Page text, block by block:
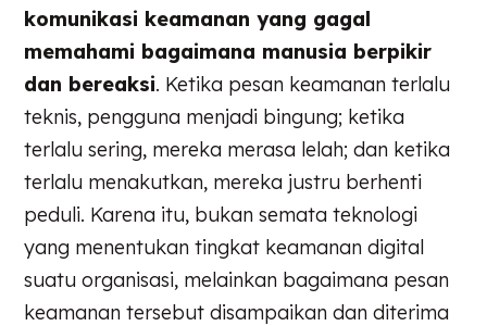
komunikasi keamanan yang gagal
memahami bagaimana manusia berpikir
dan bereaksi. Ketika pesan keamanan terlalu
teknis, pengguna menjadi bingung; ketika
terlalu sering, mereka merasa lelah; dan ketika
terlalu menakutkan, mereka justru berhenti
peduli. Karena itu, bukan semata teknologi
yang menentukan tingkat keamanan digital
suatu organisasi, melainkan bagaimana pesan
keamanan tersebut disampaikan dan diterima